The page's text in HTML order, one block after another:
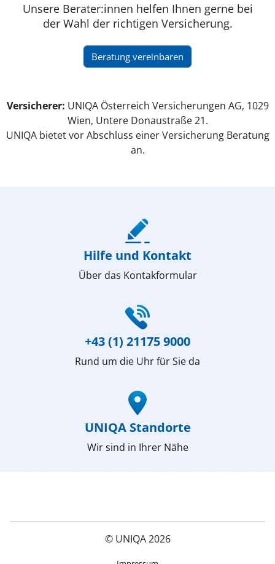
Unsere Berater:innen helfen Ihnen gerne bei
der Wahl der richtigen Versicherung.
Beratung vereinbaren
(öffnet in neuem Fenster)
Versicherer: UNIQA Österreich Versicherungen AG, 1029
Wien, Untere Donaustraße 21.
UNIQA bietet vor Abschluss einer Versicherung Beratung
an.
Hilfe und Kontakt
Über das Kontakformular
+43 (1) 21175 9000
Rund um die Uhr für Sie da
UNIQA Standorte
Wir sind in Ihrer Nähe
© UNIQA 2026